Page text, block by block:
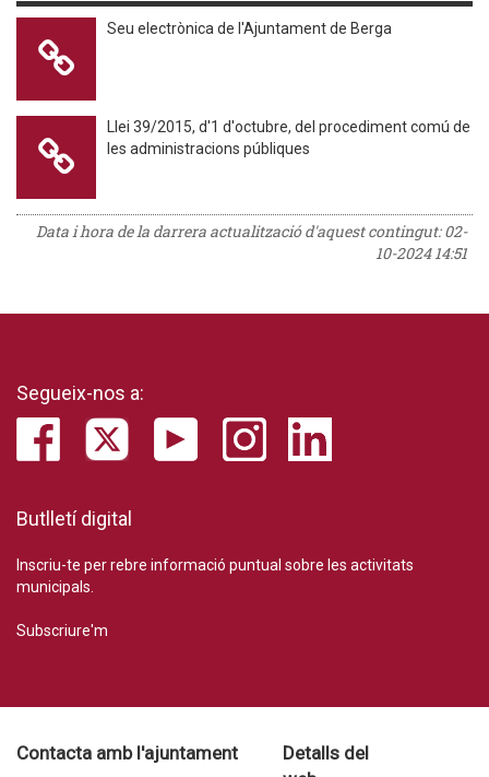
Seu electrònica de l'Ajuntament de Berga
Llei 39/2015, d'1 d'octubre, del procediment comú de
les administracions públiques
Data i hora de la darrera actualització d'aquest contingut:02-
10-2024 14:51
Segueix-nos a:
Butlletí digital
Inscriu-te per rebre informació puntual sobre les activitats
municipals.
Subscriure'm
Contacta amb l'ajuntament
Detalls del